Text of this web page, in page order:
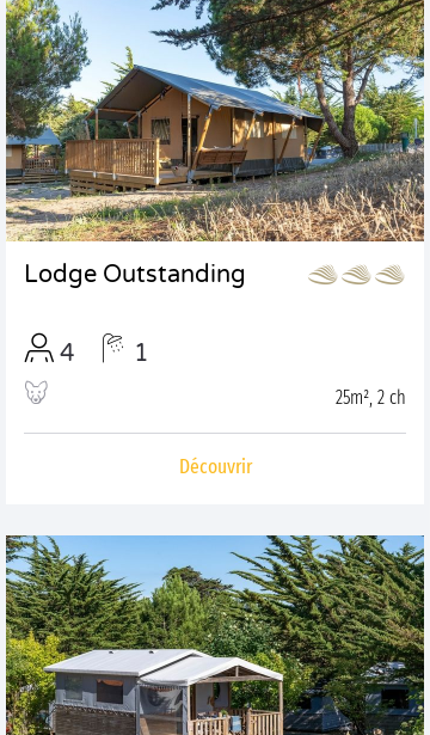
Lodge Outstanding
4 1
25m², 2 ch
Découvrir